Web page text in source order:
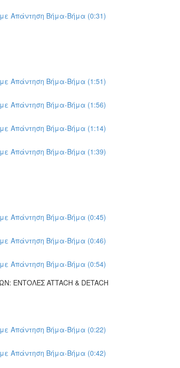
Απάντηση Βήμα-Βήμα (0:31)
Απάντηση Βήμα-Βήμα (1:51)
Απάντηση Βήμα-Βήμα (1:56)
Απάντηση Βήμα-Βήμα (1:14)
Απάντηση Βήμα-Βήμα (1:39)
Απάντηση Βήμα-Βήμα (0:45)
Απάντηση Βήμα-Βήμα (0:46)
Απάντηση Βήμα-Βήμα (0:54)
ΕΝΤΟΛΕΣ ATTACH & DETACH
Απάντηση Βήμα-Βήμα (0:22)
Απάντηση Βήμα-Βήμα (0:42)